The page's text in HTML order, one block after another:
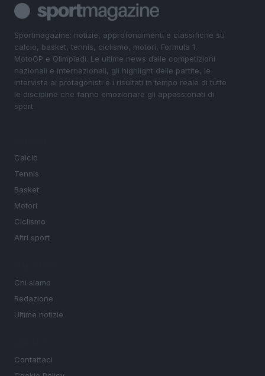
Sportmagazine: notizie, approfondimenti e classifiche su
calcio, basket, tennis, ciclismo, motori, Formula 1,
MotoGP e Olimpiadi. Le ultime news dalle competizioni
nazionali e internazionali, gli highlight delle partite, le
interviste ai protagonisti e i risultati in tempo reale di tutte
le discipline che fanno emozionare gli appassionati di
sport.
Calcio
Tennis
Basket
Motori
Ciclismo
Altri sport
Chi siamo
Redazione
Ultime notizie
Contattaci